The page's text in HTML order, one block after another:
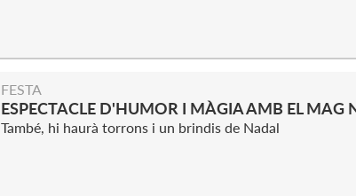
FESTA
ESPECTACLE D'HUMOR I MÀGIA AMB EL MAG
També, hi haurà torrons i un brindis de Nadal